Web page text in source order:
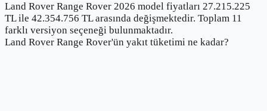
Land Rover Range Rover 2026 model fiyatları 27.215.225
TL ile 42.354.756 TL arasında değişmektedir. Toplam 11
farklı versiyon seçeneği bulunmaktadır.
Land Rover Range Rover'ün yakıt tüketimi ne kadar?